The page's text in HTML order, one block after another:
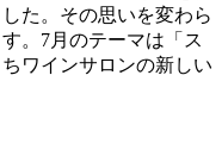
た。その思いを変わら
。7月のテーマは「ス
ワインサロンの新しい